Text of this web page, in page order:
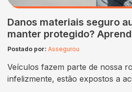
Danos materiais seguro
manter protegido?
Postado por: Assegurou
Veículos fazem parte de nossa
infelizmente, estão expostos a